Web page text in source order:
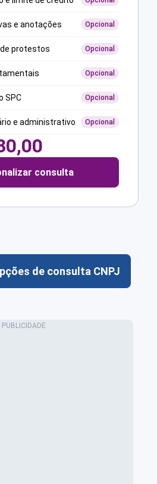
e anotações Opcional
protestos Opcional
Opcional
SPC Opcional
e administrativo Opcional
consulta
de consulta CNPJ